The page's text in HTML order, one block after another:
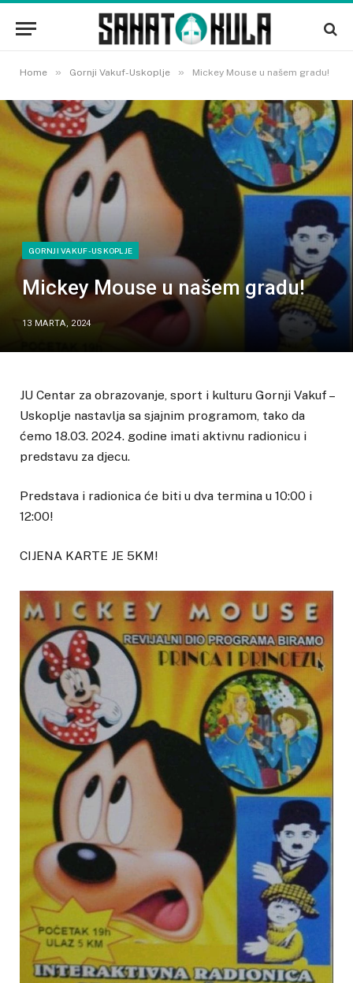
Home » Gornji Vakuf-Uskoplje » Mickey Mouse u našem gradu!
GORNJI VAKUF-USKOPLJE
Mickey Mouse u našem gradu!
13 MARTA, 2024
JU Centar za obrazovanje, sport i kulturu Gornji Vakuf –
Uskoplje nastavlja sa sjajnim programom, tako da
ćemo 18.03. 2024. godine imati aktivnu radionicu i
predstavu za djecu.
Predstava i radionica će biti u dva termina u 10:00 i
12:00!
CIJENA KARTE JE 5KM!